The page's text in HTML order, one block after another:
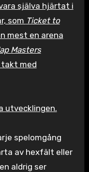
själva hjärtat i
som Ticket to
mest en arena
Masters
med
utvecklingen.
spelomgång
av hexfält eller
aldrig ser